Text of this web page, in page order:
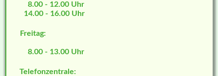
8.00 - 12.00 Uhr
14.00 - 16.00 Uhr
Freitag:
8.00 - 13.00 Uhr
Telefonzentrale: